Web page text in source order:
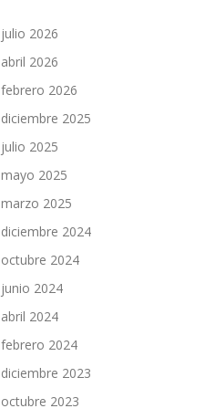
julio 2026
abril 2026
febrero 2026
diciembre 2025
julio 2025
mayo 2025
marzo 2025
diciembre 2024
octubre 2024
junio 2024
abril 2024
febrero 2024
diciembre 2023
octubre 2023